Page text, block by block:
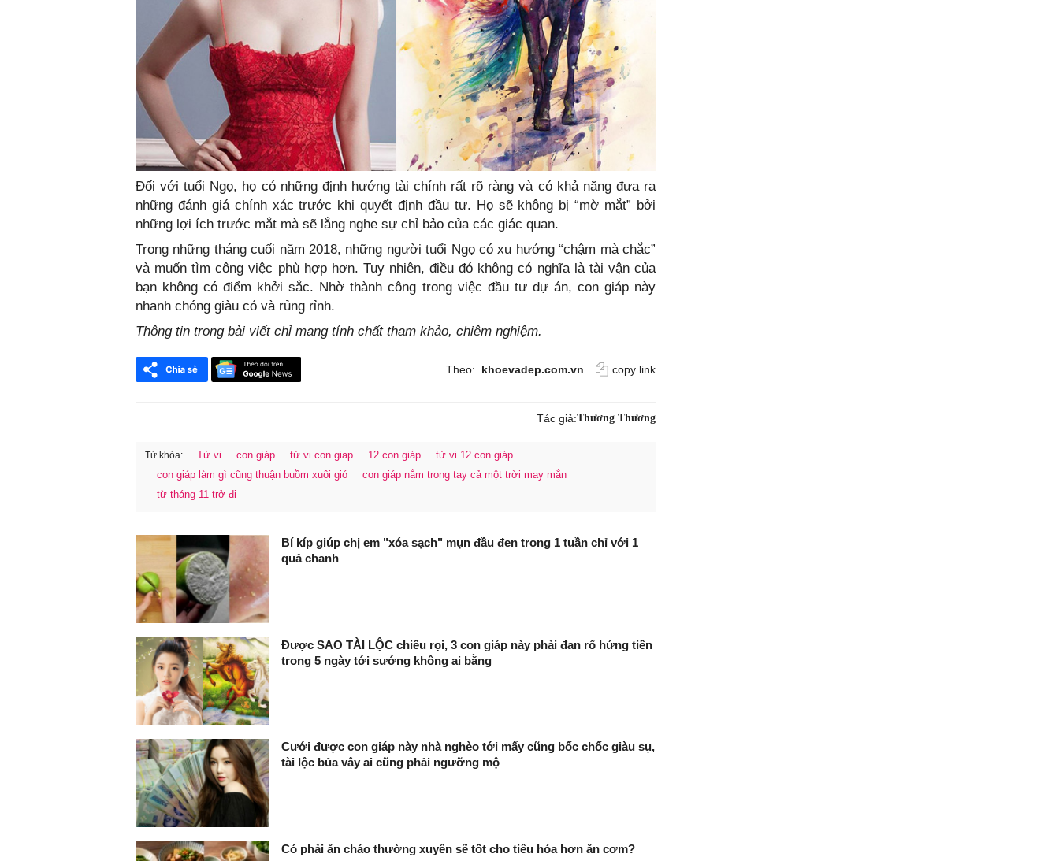
Đối với tuổi Ngọ, họ có những định hướng tài chính rất rõ ràng và có khả năng đưa ra
những đánh giá chính xác trước khi quyết định đầu tư. Họ sẽ không bị “mờ mắt” bởi
những lợi ích trước mắt mà sẽ lắng nghe sự chỉ bảo của các giác quan.
Trong những tháng cuối năm 2018, những người tuổi Ngọ có xu hướng “chậm mà chắc”
và muốn tìm công việc phù hợp hơn. Tuy nhiên, điều đó không có nghĩa là tài vận của
bạn không có điểm khởi sắc. Nhờ thành công trong việc đầu tư dự án, con giáp này
nhanh chóng giàu có và rủng rỉnh.
Thông tin trong bài viết chỉ mang tính chất tham khảo, chiêm nghiệm.
FaceBook
Theo: khoevadep.com.vn copy link
Tác giả:Thương Thương
Từ khóa: Tử vi con giáp tử vi con giap 12 con giáp
tử vi 12 con giáp
con giáp làm gì cũng thuận buồm xuôi gió
con giáp nắm trong tay cả một trời may mắn
từ tháng 11 trở đi
Bí kíp giúp chị em "xóa sạch" mụn đầu đen trong 1 tuần chỉ với 1
quả chanh
Được SAO TÀI LỘC chiếu rọi, 3 con giáp này phải đan rổ hứng tiền
trong 5 ngày tới sướng không ai bằng
Cưới được con giáp này nhà nghèo tới mấy cũng bốc chốc giàu sụ,
tài lộc bủa vây ai cũng phải ngưỡng mộ
Có phải ăn cháo thường xuyên sẽ tốt cho tiêu hóa hơn ăn cơm?